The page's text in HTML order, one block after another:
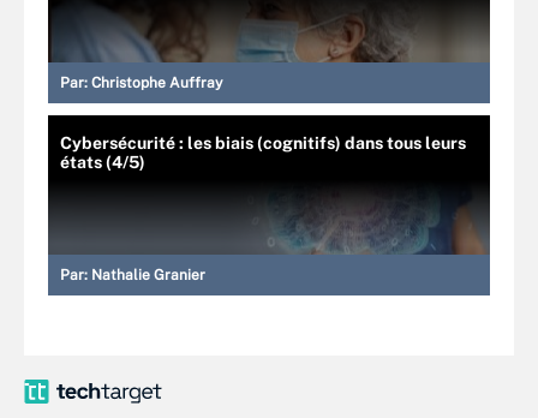
Par: Christophe Auffray
Cybersécurité : les biais (cognitifs) dans tous leurs
états (4/5)
Par: Nathalie Granier